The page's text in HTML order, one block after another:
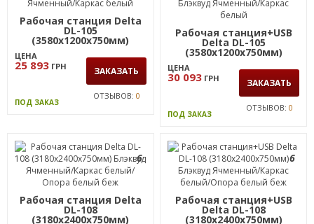
Рабочая станция Delta
DL-105
(3580х1200х750мм)
Блэквуд Ячменный/
Каркас белый
ЦЕНА
ЗАКАЗАТЬ
Рабочая станция+USB
Delta DL-105
(3580х1200х750мм)
Блэквуд Ячменный/
Каркас белый
ЦЕНА
ЗАКАЗАТЬ
Рабочая станция Delta
DL-108
Рабочая станция+USB
Delta DL-108